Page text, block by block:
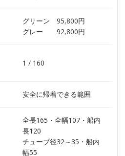
グリーン 95,800円
グレー 92,800円
1 / 160
安全に帰着できる範囲
全長165・全幅107・船内
長120
チューブ径32～35・船内
幅55